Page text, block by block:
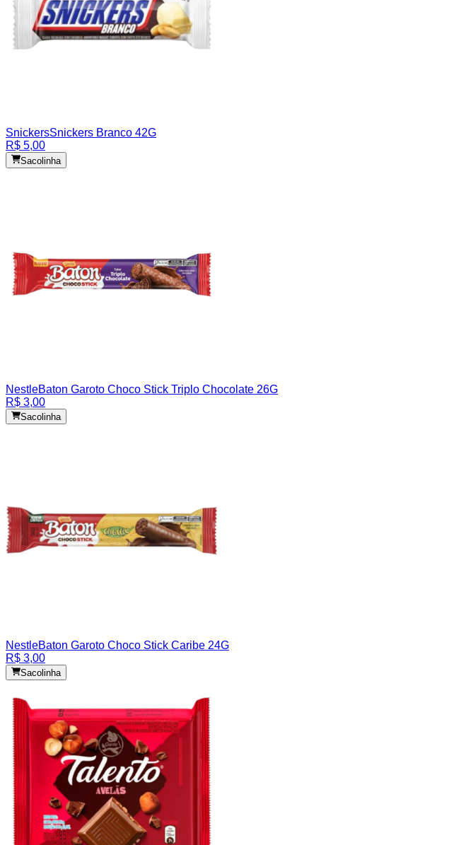
SnickersSnickers Branco 42G
R$ 5,00
Sacolinha
NestleBaton Garoto Choco Stick Triplo Chocolate 26G
R$ 3,00
Sacolinha
NestleBaton Garoto Choco Stick Caribe 24G
R$ 3,00
Sacolinha